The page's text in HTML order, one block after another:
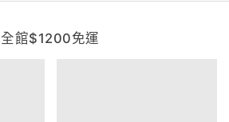
全館$1200免運